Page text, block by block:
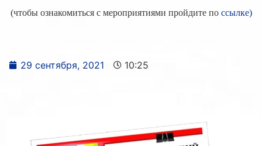
(чтобы ознакомиться с мероприятиями пройдите по ссылке)
29 сентября, 2021 10:25